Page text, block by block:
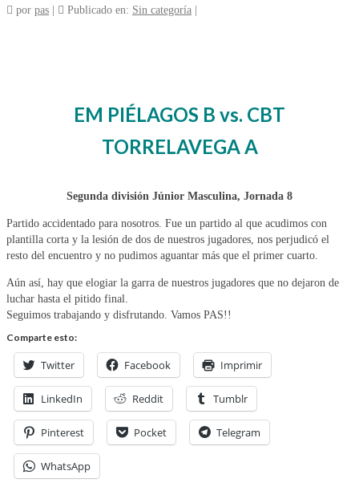
por pas Publicado en: Sin categoría
EM PIÉLAGOS B vs. CBT
TORRELAVEGA A
Segunda división Júnior Masculina, Jornada 8
Partido accidentado para nosotros. Fue un partido al que acudimos con
plantilla corta y la lesión de dos de nuestros jugadores, nos perjudicó el
resto del encuentro y no pudimos aguantar más que el primer cuarto.
Aún así, hay que elogiar la garra de nuestros jugadores que no dejaron de
luchar hasta el pitido final.
Seguimos trabajando y disfrutando. Vamos PAS!!
Comparte esto:
Twitter Facebook Imprimir
LinkedIn Reddit Tumblr
Pinterest Pocket Telegram
WhatsApp